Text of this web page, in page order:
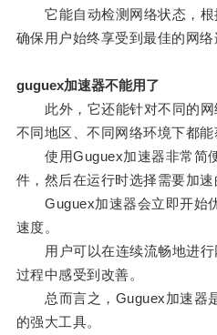
它能自动检测网络状态，根
确保用户始终享受到最佳的网络
guguex加速器不能用了
此外，它还能针对不同的网
不同地区、不同网络环境下都能
使用Guguex加速器非常简
件，然后在运行时选择需要加速
Guguex加速器会立即开始
速度。
用户可以在连续流畅地进行
过程中感受到改善。
总而言之，Guguex加速器
的强大工具。